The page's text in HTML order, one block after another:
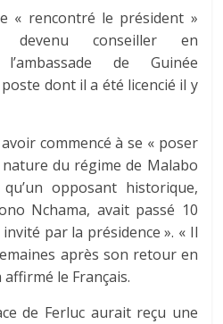
« rencontré le président »
conseiller en
de Guinée
dont il a été licencié il y
commencé à se « poser
du régime de Malabo
opposant historique,
Nchama, avait passé 10
par la présidence ». « Il
après son retour en
le Français.
de Ferluc aurait reçu une